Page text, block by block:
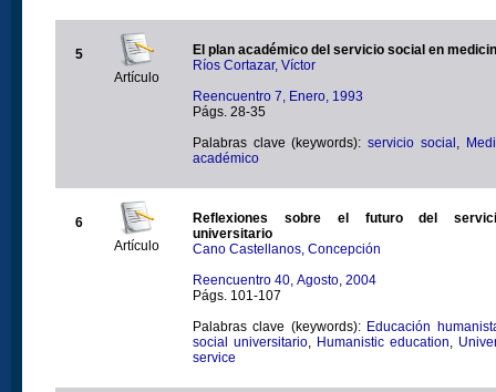
5
Artículo
El plan académico del servicio social en
Ríos Cortazar, Víctor
Reencuentro 7, Enero, 1993
Págs. 28-35
Palabras clave (keywords): servicio social
académico
6
Artículo
Reflexiones sobre el futuro del
universitario
Cano Castellanos, Concepción
Reencuentro 40, Agosto, 2004
Págs. 101-107
Palabras clave (keywords): Educación
social universitario
Humanistic education
service